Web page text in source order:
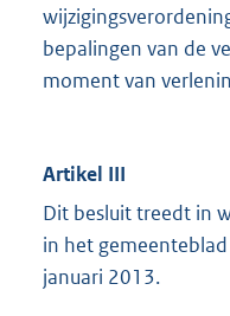
bepalingen van de
moment van
Artikel III
Dit besluit treedt in
in het
januari 2013.